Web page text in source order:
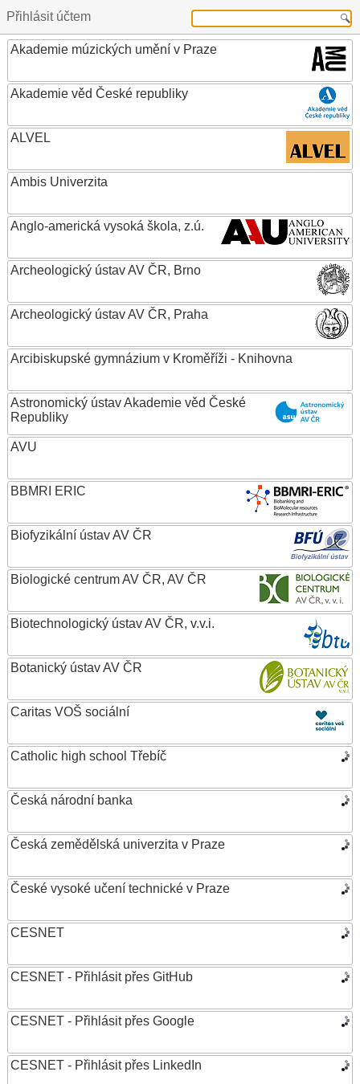
Přihlásit účtem
Akademie múzických umění v Praze
Akademie věd České republiky
ALVEL
Ambis Univerzita
Anglo-americká vysoká škola, z.ú.
Archeologický ústav AV ČR, Brno
Archeologický ústav AV ČR, Praha
Arcibiskupské gymnázium v Kroměříži - Knihovna
Astronomický ústav Akademie věd České
Republiky
AVU
BBMRI ERIC
Biofyzikální ústav AV ČR
Biologické centrum AV ČR, AV ČR
Biotechnologický ústav AV ČR, v.v.i.
Botanický ústav AV ČR
Caritas VOŠ sociální
Catholic high school Třebíč
Česká národní banka
Česká zemědělská univerzita v Praze
České vysoké učení technické v Praze
CESNET
CESNET - Přihlásit přes GitHub
CESNET - Přihlásit přes Google
CESNET - Přihlásit přes LinkedIn